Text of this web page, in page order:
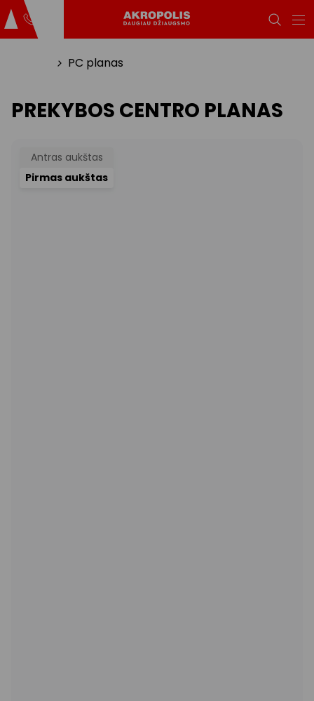
PC planas
PREKYBOS CENTRO PLANAS